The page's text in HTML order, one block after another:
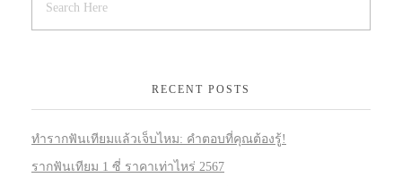
RECENT POSTS
ทำรากฟันเทียมแล้วเจ็บไหม: คำตอบที่คุณต้องรู้!
รากฟันเทียม 1 ซี่ ราคาเท่าไหร่ 2567